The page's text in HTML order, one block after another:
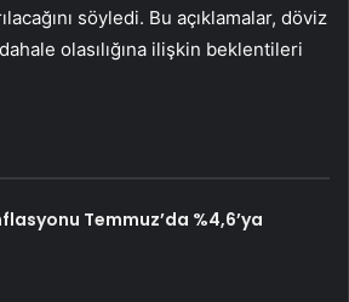
söyledi. Bu açıklamalar, döviz
olasılığına ilişkin beklentileri
Temmuz’da %4,6’ya